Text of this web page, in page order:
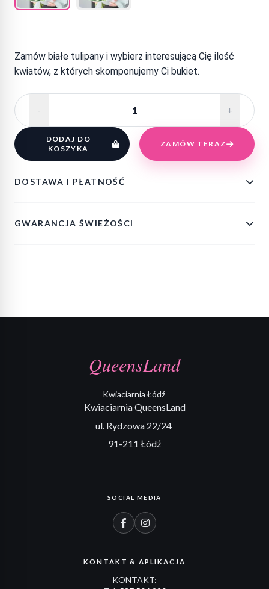
Zamów białe tulipany i wybierz interesującą Cię ilość
kwiatów, z których skomponujemy Ci bukiet.
- +
DODAJ DO
KOSZYKA
ZAMÓW TERAZ
DOSTAWA I PŁATNOŚĆ
GWARANCJA ŚWIEŻOŚCI
QueensLand
Kwiaciarnia Łódź
Kwiaciarnia QueensLand
ul. Rydzowa 22/24
91-211 Łódź
SOCIAL MEDIA
KONTAKT & APLIKACJA
KONTAKT: